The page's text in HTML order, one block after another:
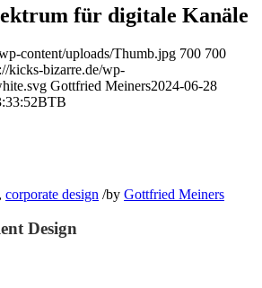
für digitale Kanäle
content/uploads/Thumb.jpg 700 700
kicks-bizarre.de/wp-
Gottfried Meiners2024-06-28
BTB
, corporate design /by Gottfried Meiners
Design